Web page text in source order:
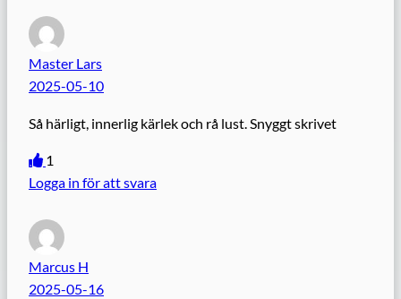
Master Lars
2025-05-10
Så härligt, innerlig kärlek och rå lust. Snyggt skrivet
1
Logga in för att svara
Marcus H
2025-05-16